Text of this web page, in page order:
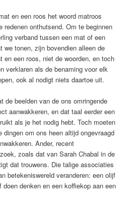
en een roos het woord matroos
redenen onthutsend. Om te beginnen
verband tussen een mat of een
we tonen, zijn bovendien alleen de
en een roos, niet de woorden, en toch
verklaren als de benaming voor elk
ook al nodigt niets daartoe uit.
de beelden van de ons omringende
aanwakkeren, en dat taal eerder een
als je het nodig hebt. Toch ­moeten
dingen om ons heen altijd ongevraagd
Ander, recent
zoals dat van Sarah Chabal in de
dat trouwens. Die talige associaties
betekeniswereld ver­anderen: een olijf
denken en een koffiekop aan een